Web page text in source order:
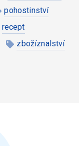
pohostinství
recept
zbožíznalství